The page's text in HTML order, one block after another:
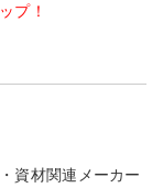
プ！
資材関連メーカー